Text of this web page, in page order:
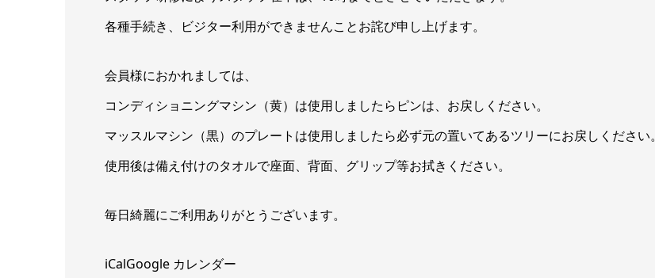
16:00
各種手続き、ビジター利用ができませんことお詫び申し上げます。
会員様におかれましては、
コンディショニングマシン（黄）は使用しましたらピンは、お戻しください。
マッスルマシン（黒）のプレートは使用しましたら必ず元の置いてあるツリーにお戻しください。
使用後は備え付けのタオルで座面、背面、グリップ等お拭きください。
毎日綺麗にご利用ありがとうございます。
iCalGoogle カレンダー